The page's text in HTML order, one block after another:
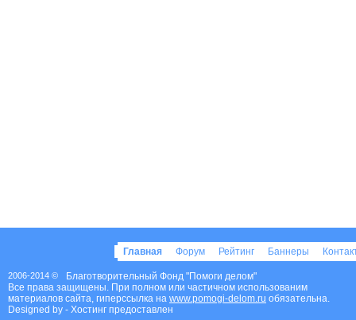
Главная Форум Рейтинг Баннеры
2006-2014 ©
Благотворительный Фонд "Помоги делом"
Все права защищены. При полном или частичном использованим
материалов сайта, гиперссылка на www.pomogi-delom.ru обязательна.
Designed by - Хостинг предоставлен